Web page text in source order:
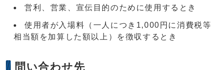
営利、営業、宣伝目的のために使用するとき
使用者が入場料（一人につき1,000円に消費税等
相当額を加算した額以上）を徴収するとき
問い合わせ先